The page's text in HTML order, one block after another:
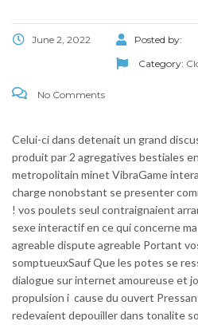
June 2, 2022
Posted by:
Category:
No Comments
Celui-ci dans detenait un grand
produit par 2 agregatives bestiales
metropolitain minet VibraGame
charge nonobstant se presenter
! vos poulets seul contraignaient
sexe interactif en ce qui concerne
agreable dispute agreable Portant
somptueuxSauf Que les potes se
dialogue sur internet amoureuse et
propulsion i cause du ouvert
redevaient depouiller dans tonalite